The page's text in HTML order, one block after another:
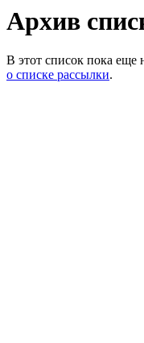
Архив
В этот список пока еще
о списке рассылки.